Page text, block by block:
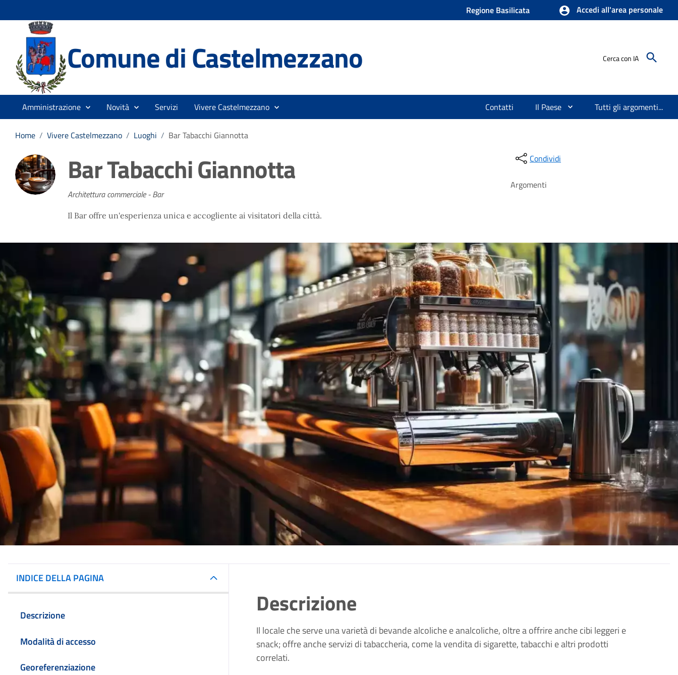
Regione Basilicata Accedi all'area personale
Comune di Castelmezzano Cerca con IA
Amministrazione Novità Servizi Vivere Castelmezzano Contatti Il Paese Tutti gli argomenti...
Home / Vivere Castelmezzano / Luoghi / Bar Tabacchi Giannotta
Bar Tabacchi Giannotta
Architettura commerciale - Bar
Il Bar offre un'esperienza unica e accogliente ai visitatori della città.
Condividi
Argomenti
INDICE DELLA PAGINA
Descrizione
Modalità di accesso
Georeferenziazione
Descrizione
Il locale che serve una varietà di bevande alcoliche e analcoliche, oltre a offrire anche cibi leggeri e
snack; offre anche servizi di tabaccheria, come la vendita di sigarette, tabacchi e altri prodotti
correlati.